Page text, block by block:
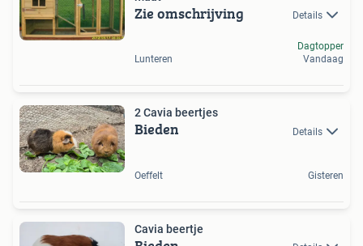
Zie omschrijving Details
Lunteren
Dagtopper
Vandaag
2 Cavia beertjes
Bieden Details
Oeffelt Gisteren
Cavia beertje